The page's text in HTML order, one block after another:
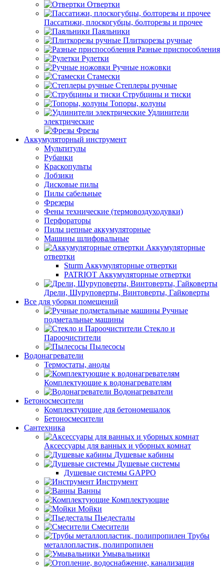
Отвертки
Пассатижи, плоскогубцы, болторезы и прочее
Паяльники
Плиткорезы ручные
Разные приспособления
Рулетки
Ручные ножовки
Стамески
Степлеры ручные
Струбцины и тиски
Топоры, колуны
Удлинители
электрические
Фрезы
Аккумуляторный инструмент
Мультитулы
Рубанки
Краскопульты
Лобзики
Дисковые пилы
Пилы сабельные
Фрезеры
Фены технические (термовоздуходувки)
Перфораторы
Пилы цепные аккумуляторные
Машины шлифовальные
Аккумуляторные
отвертки
Sturm Аккумуляторные отвертки
PATRIOT Аккумуляторные отвертки
Дрели, Шуруповерты, Винтоверты, Гайковерты
Все для уборки помещений
Ручные
подметальные машины
Стекло и
Пароочистители
Пылесосы
Водонагреватели
Термостаты, аноды
Комплектующие к водонагревателям
Водонагреватели
Бетоносмесители
Комплектующие для бетономешалок
Бетоносмесители
Сантехника
Аксессуары для ванных и уборных комнат
Душевые кабины
Душевые системы
Душевые системы GAPPO
Инструмент
Ванны
Комплектующие
Мойки
Пьедесталы
Смесители
Трубы
металлопластик, полипропилен
Умывальники